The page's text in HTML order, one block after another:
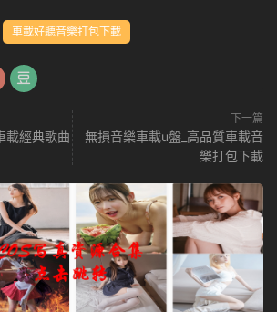
車載好聽音樂打包下載
載經典歌曲
下一篇
無損音樂車載u盤_高品質車載音
樂打包下載